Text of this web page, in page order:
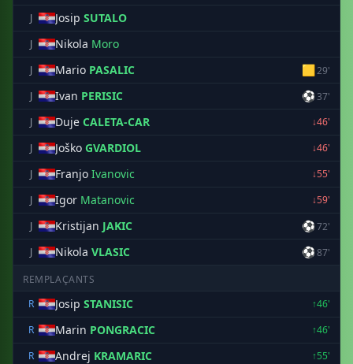
J Josip SUTALO
J Nikola Moro
J Mario PASALIC 🟨29'
J
Ivan PERISIC ⚽37'
J
Duje CALETA-CAR
↓46'
J
Joško GVARDIOL
↓46'
J
Franjo Ivanovic
↓55'
J
Igor Matanovic
↓59'
J
Kristijan JAKIC ⚽72'
J
Nikola VLASIC ⚽87'
REMPLAÇANTS
R
Josip STANISIC
↑46'
R
Marin PONGRACIC
↑46'
R
Andrej KRAMARIC
↑55'